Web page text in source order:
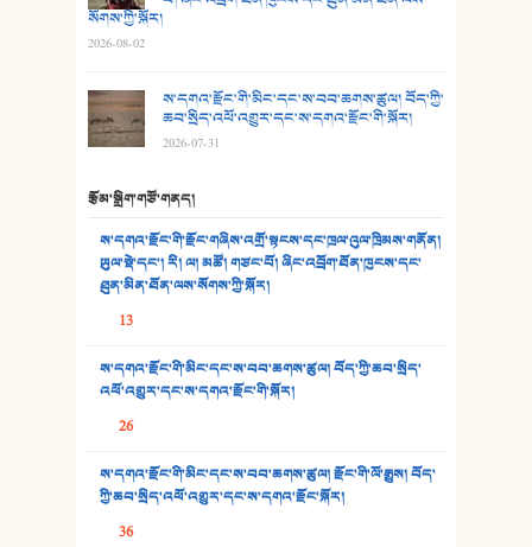
28. སྟོད་གཞས། - ཕན་ཐོག
29. རྣམ་བུ། - འཕྱོངས་ཞོལ་སྒྲོལ་མ།
30. སི་ལིང་འབྲི་མོ། - ཕན་ཐོག
31. ཕ་ཡུལ་ཡར་ཀླུང་།
32. ཨ་མ།
33. འཛོམས་པའི་ལམ།
34. ཉི་མ་སེམས་ལ་ཞོག་དང་། - ཟླ་སྒྲོན།
36. ཟླ་གཞོན་སྙན་དབྱངས། - ཟླ་སྒྲོན།
38. ཡབ་ཡུམ། - ཟླ་སྒྲོན།
39. དྲིལ་བུའི་སྐལ་སྒྲ། - ཟླ་སྒྲོན།
སོགས་ཀྱི་སྐོར།
2026-08-02
ས་དགའ་རྫོང་གི་མིང་དང་ས་བབ་ཆགས་ཚུལ། བོད་ཀྱི་
ཆབ་སྲིད་འཕོ་འགྱུར་དང་ས་དགའ་རྫོང་གི་སྐོར།
2026-07-31
རྩོམ་སྒྲིག་གཙོ་གནད།
ས་དགའ་རྫོང་གི་རྫོང་གཞིས་འགྲོ་སྟངས་དང་ཁྲལ་འུལ་ཁྲིམས་གནོན།
ཡུལ་སྡེ་དང་། རི། ལ། མཚོ། གཙང་པོ། ཞིང་འབྲོག་ཐོན་ཁུངས་དང་
ཐུན་མིན་ཐོན་ལས་སོགས་ཀྱི་སྐོར།
13
ས་དགའ་རྫོང་གི་མིང་དང་ས་བབ་ཆགས་ཚུལ། བོད་ཀྱི་ཆབ་སྲིད་
འཕོ་འགྱུར་དང་ས་དགའ་རྫོང་གི་སྐོར།
26
ས་དགའ་རྫོང་གི་མིང་དང་ས་བབ་ཆགས་ཚུལ། རྫོང་གི་ལོ་རྒྱུས། བོད་
ཀྱི་ཆབ་སྲིད་འཕོ་འགྱུར་དང་ས་དགའ་རྫོང་སྐོར།
36